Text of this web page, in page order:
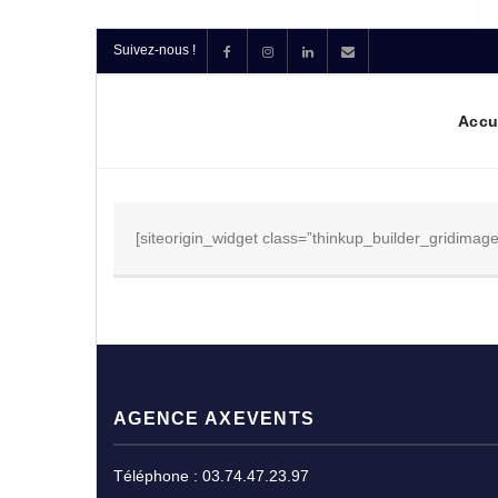
Suivez-nous !
[siteorigin_widget
AGENCE AXEVENTS
Téléphone : 03.74.47.23.97